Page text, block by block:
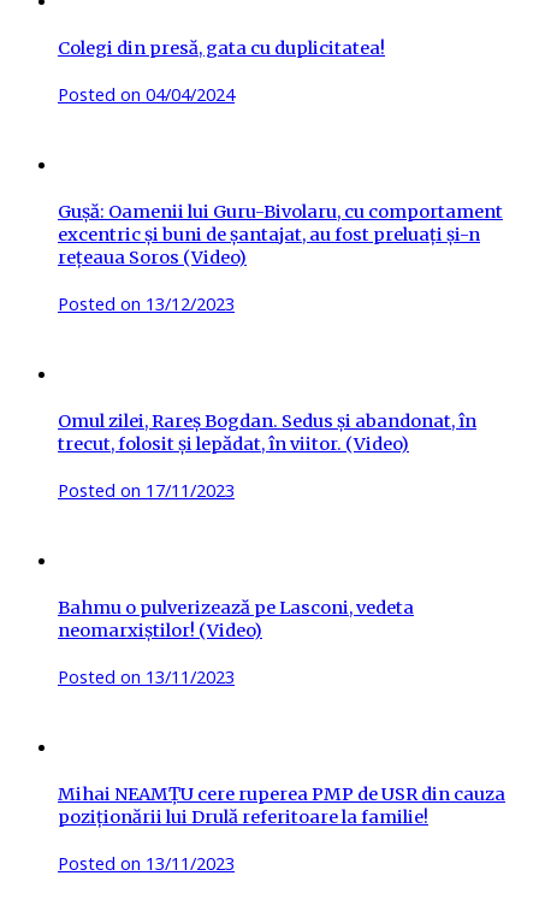
Colegi din presă, gata cu duplicitatea!
Posted on 04/04/2024
Gușă: Oamenii lui Guru-Bivolaru, cu comportament
excentric și buni de șantajat, au fost preluați și-n
rețeaua Soros (Video)
Posted on 13/12/2023
Omul zilei, Rareș Bogdan. Sedus și abandonat, în
trecut, folosit și lepădat, în viitor. (Video)
Posted on 17/11/2023
Bahmu o pulverizează pe Lasconi, vedeta
neomarxiștilor! (Video)
Posted on 13/11/2023
Mihai NEAMȚU cere ruperea PMP de USR din cauza
poziționării lui Drulă referitoare la familie!
Posted on 13/11/2023